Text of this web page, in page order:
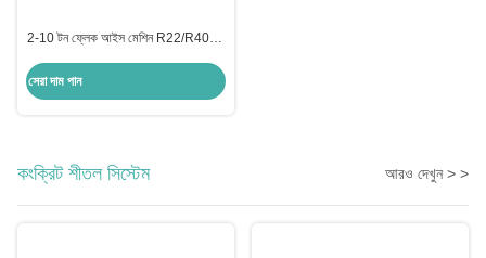
2-10 টন ফ্লেক আইস মেশিন R22/R404a
সেরা দাম পান
কংক্রিট শীতল সিস্টেম আরও দেখুন > >